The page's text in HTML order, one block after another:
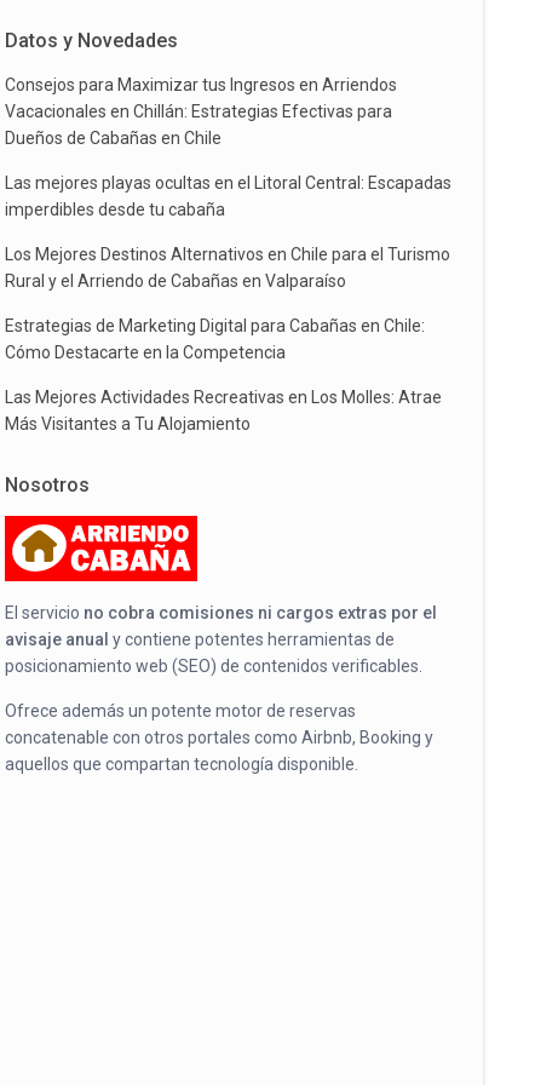
Datos y Novedades
Consejos para Maximizar tus Ingresos en Arriendos
Vacacionales en Chillán: Estrategias Efectivas para
Dueños de Cabañas en Chile
Las mejores playas ocultas en el Litoral Central: Escapadas
imperdibles desde tu cabaña
Los Mejores Destinos Alternativos en Chile para el Turismo
Rural y el Arriendo de Cabañas en Valparaíso
Estrategias de Marketing Digital para Cabañas en Chile:
Cómo Destacarte en la Competencia
Las Mejores Actividades Recreativas en Los Molles: Atrae
Más Visitantes a Tu Alojamiento
Nosotros
El servicio no cobra comisiones ni cargos extras por el
avisaje anual y contiene potentes herramientas de
posicionamiento web (SEO) de contenidos verificables.
Ofrece además un potente motor de reservas
concatenable con otros portales como Airbnb, Booking y
aquellos que compartan tecnología disponible.